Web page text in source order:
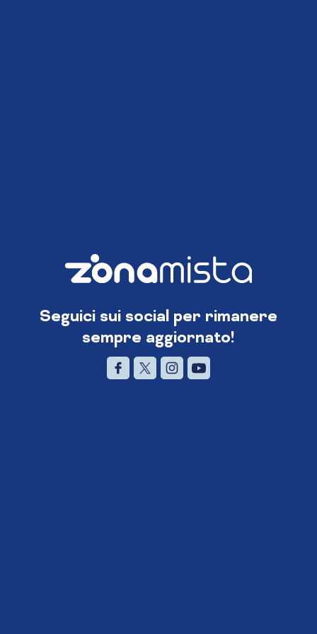
Seguici sui social per rimanere
sempre aggiornato!